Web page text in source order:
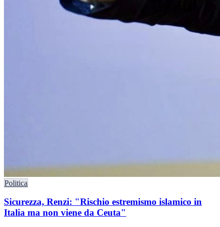
Politica
Sicurezza, Renzi: "Rischio estremismo islamico in
Italia ma non viene da Ceuta"